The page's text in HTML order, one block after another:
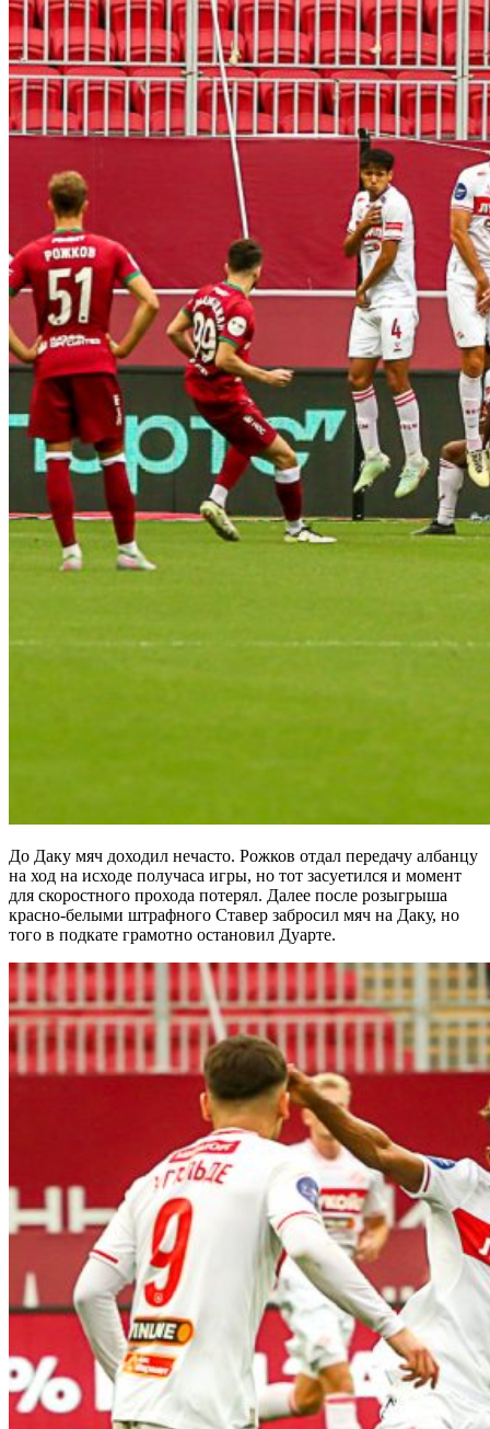
До Даку мяч доходил нечасто. Рожков отдал передачу албанцу
на ход на исходе получаса игры, но тот засуетился и момент
для скоростного прохода потерял. Далее после розыгрыша
красно-белыми штрафного Ставер забросил мяч на Даку, но
того в подкате грамотно остановил Дуарте.